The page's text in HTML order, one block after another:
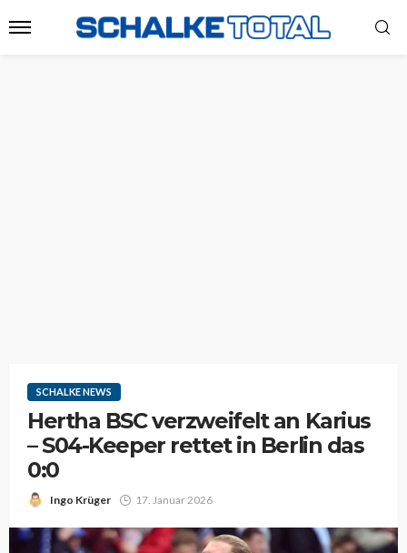
SCHALKE NEWS
Hertha BSC verzweifelt an Karius
– S04-Keeper rettet in Berlin das
0:0
Ingo Krüger 17. Januar 2026